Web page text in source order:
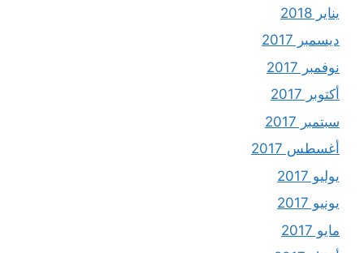
يناير 2018
ديسمبر 2017
نوفمبر 2017
أكتوبر 2017
سبتمبر 2017
أغسطس 2017
يوليو 2017
يونيو 2017
مايو 2017